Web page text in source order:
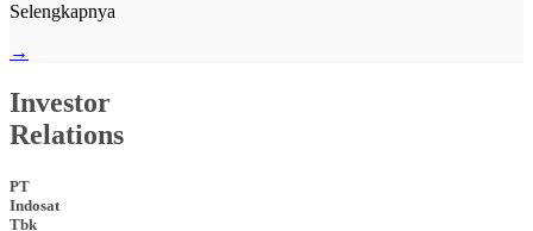
Selengkapnya
→
Investor
Relations
PT
Indosat
Tbk